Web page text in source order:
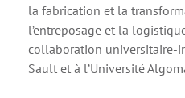
la fabrication et la
l’entreposage et la
collaboration universitaire-
Sault et à l’Université